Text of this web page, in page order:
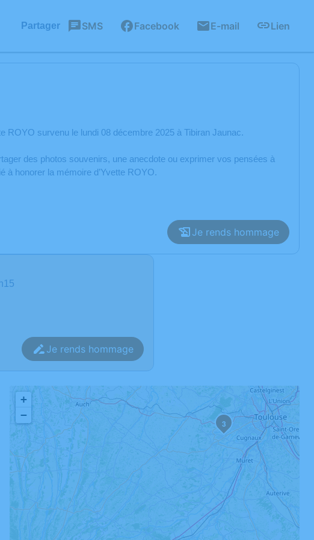
Partager SMS Facebook E-mail Lien
ROYO survenu le lundi 08 décembre 2025 à Tibiran Jaunac.
des photos souvenirs, une anecdote ou exprimer vos pensées à
à honorer la mémoire d’Yvette ROYO.
Je rends hommage
Je rends hommage
3
+
−